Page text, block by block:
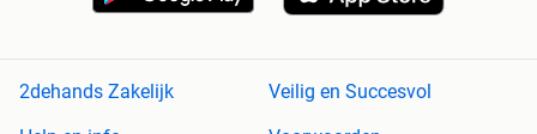
2dehands Zakelijk
Veilig en Succesvol